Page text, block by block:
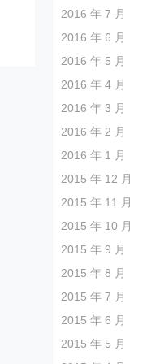
2016 年 7 月
2016 年 6 月
2016 年 5 月
2016 年 4 月
2016 年 3 月
2016 年 2 月
2016 年 1 月
2015 年 12 月
2015 年 11 月
2015 年 10 月
2015 年 9 月
2015 年 8 月
2015 年 7 月
2015 年 6 月
2015 年 5 月